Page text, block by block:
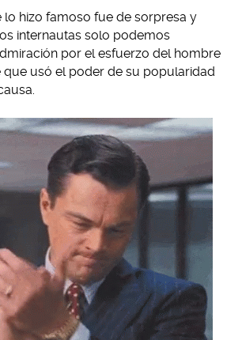
lo hizo famoso fue de sorpresa y
internautas solo podemos
por el esfuerzo del hombre
usó el poder de su popularidad